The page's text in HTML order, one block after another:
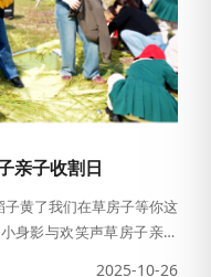
亲子收割日
子黄了我们在草房子等你这
身影与欢笑声草房子亲子
2025-10-26